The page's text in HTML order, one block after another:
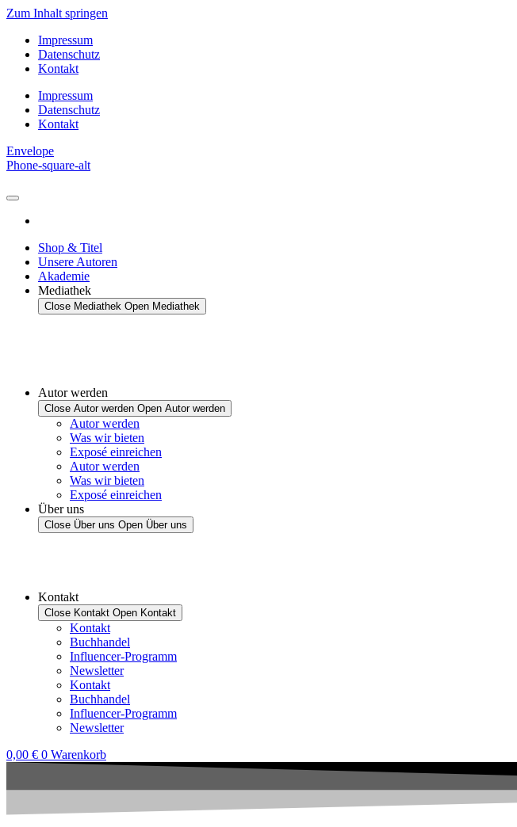
Zum Inhalt springen
Impressum
Datenschutz
Kontakt
Impressum
Datenschutz
Kontakt
Envelope
Phone-square-alt
Shop & Titel
Unsere Autoren
Akademie
Mediathek
Close Mediathek Open Mediathek
Autor werden
Close Autor werden Open Autor werden
Autor werden
Was wir bieten
Exposé einreichen
Autor werden
Was wir bieten
Exposé einreichen
Über uns
Close Über uns Open Über uns
Kontakt
Close Kontakt Open Kontakt
Kontakt
Buchhandel
Influencer-Programm
Newsletter
Kontakt
Buchhandel
Influencer-Programm
Newsletter
0,00 € 0 Warenkorb